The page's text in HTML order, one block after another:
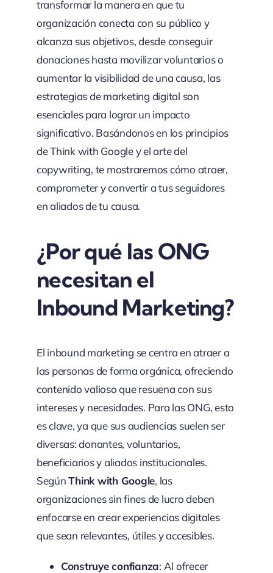
transformar la manera en que tu
organización conecta con su público y
alcanza sus objetivos, desde conseguir
donaciones hasta movilizar voluntarios o
aumentar la visibilidad de una causa, las
estrategias de marketing digital son
esenciales para lograr un impacto
significativo. Basándonos en los principios
de Think with Google y el arte del
copywriting, te mostraremos cómo atraer,
comprometer y convertir a tus seguidores
en aliados de tu causa.
¿Por qué las ONG
necesitan el
Inbound Marketing?
El inbound marketing se centra en atraer a
las personas de forma orgánica, ofreciendo
contenido valioso que resuena con sus
intereses y necesidades. Para las ONG, esto
es clave, ya que sus audiencias suelen ser
diversas: donantes, voluntarios,
beneficiarios y aliados institucionales.
SegúnThink with Google, las
organizaciones sin fines de lucro deben
enfocarse en crear experiencias digitales
que sean relevantes, útiles y accesibles.
Construye confianza: Al ofrecer